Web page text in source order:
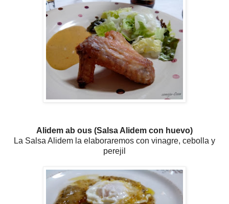
Alidem ab ous (Salsa Alidem con huevo)
La Salsa Alidem la elaboraremos con vinagre, cebolla y
perejil